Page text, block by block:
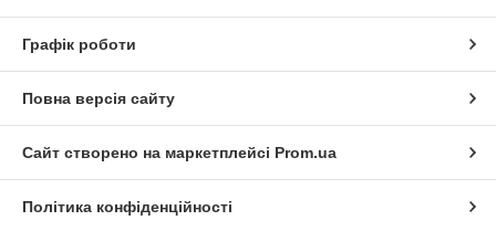
Графік роботи
Повна версія сайту
Сайт створено на маркетплейсі Prom.ua
Політика конфіденційності